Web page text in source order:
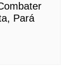
Pará